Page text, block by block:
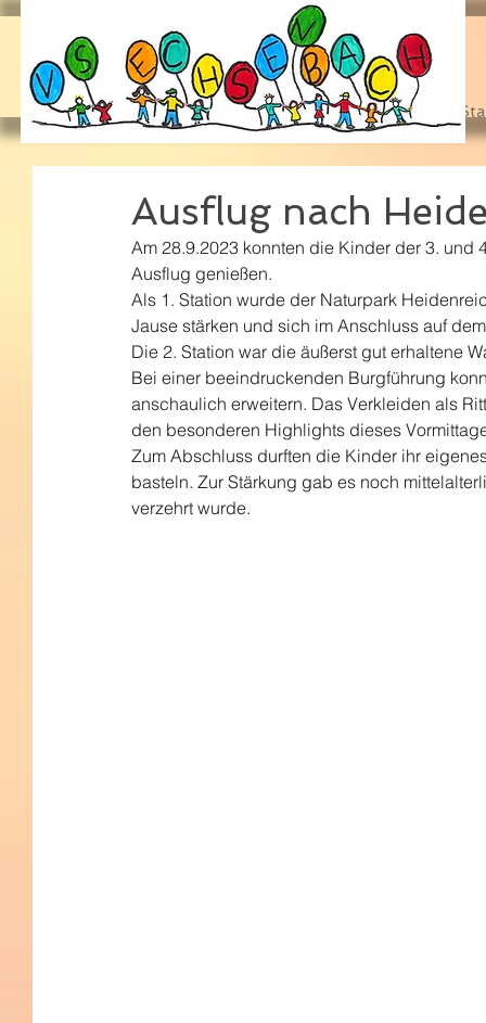
Ausflug nach
Am 28.9.2023 konnten die Kinder der 3. und
Ausflug genießen.
Als 1. Station wurde der Naturpark
Jause stärken und sich im Anschluss auf
Die 2. Station war die äußerst gut erhaltene
Bei einer beeindruckenden Burgführung
anschaulich erweitern. Das Verkleiden als
den besonderen Highlights dieses
Zum Abschluss durften die Kinder ihr
basteln. Zur Stärkung gab es noch
verzehrt wurde.